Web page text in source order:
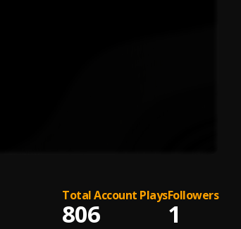
Total Account Plays
806
Followers
1